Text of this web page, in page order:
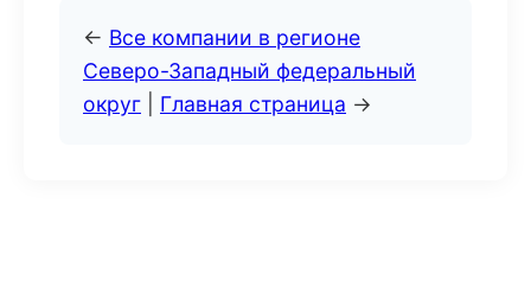
← Все компании в регионе
Северо-Западный федеральный
округ
Главная страница →